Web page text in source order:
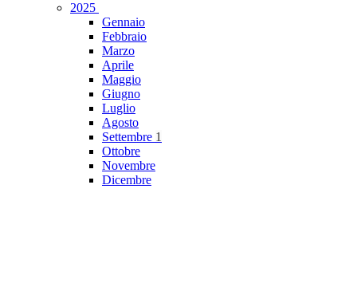
2025
Gennaio
Febbraio
Marzo
Aprile
Maggio
Giugno
Luglio
Agosto
Settembre 1
Ottobre
Novembre
Dicembre